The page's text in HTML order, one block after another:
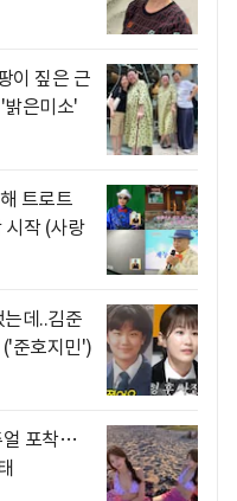
이 짚은 근
은미소'
트로트
시작 (사랑
데..김준
준호지민')
얼 포착…